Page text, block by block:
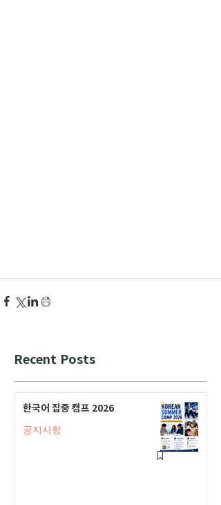
Recent Posts
한국어 집중 캠프 2026
공지사항